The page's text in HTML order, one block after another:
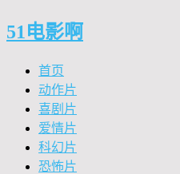
51电影啊
首页
动作片
喜剧片
爱情片
科幻片
恐怖片